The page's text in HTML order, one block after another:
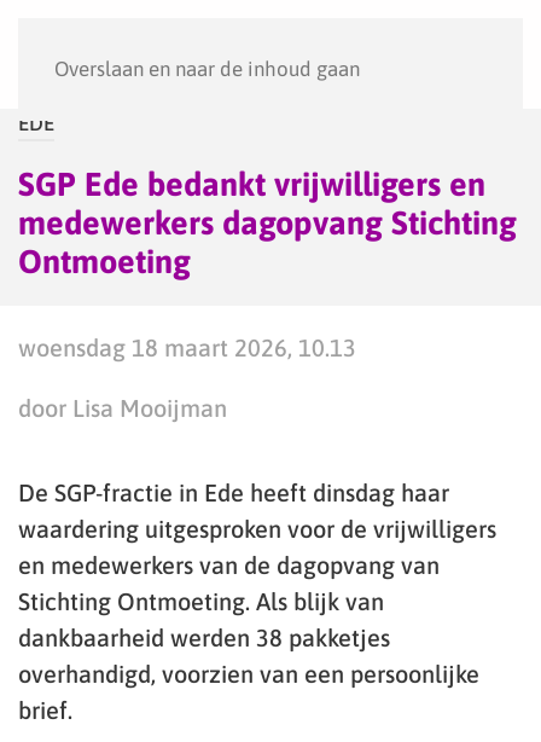
Overslaan en naar de inhoud gaan
EDE
SGP Ede bedankt vrijwilligers en
medewerkers dagopvang Stichting
Ontmoeting
woensdag 18 maart 2026, 10.13
door Lisa Mooijman
De SGP-fractie in Ede heeft dinsdag haar
waardering uitgesproken voor de vrijwilligers
en medewerkers van de dagopvang van
Stichting Ontmoeting. Als blijk van
dankbaarheid werden 38 pakketjes
overhandigd, voorzien van een persoonlijke
brief.